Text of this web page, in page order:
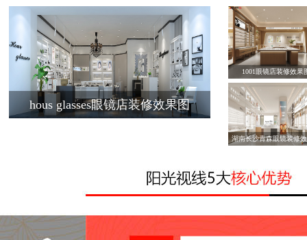
hous glasses眼镜店装修效果图
1001眼镜店装修效果
湖南长沙青森眼镜装修